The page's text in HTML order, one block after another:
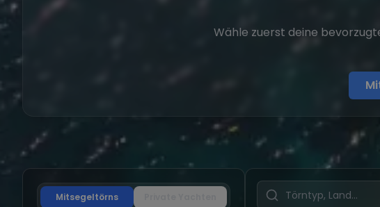
Wähle zuerst deine
Mitsegeltörns